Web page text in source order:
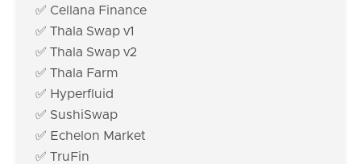
✅ Cellana Finance
✅ Thala Swap v1
✅ Thala Swap v2
✅ Thala Farm
✅ Hyperfluid
✅ SushiSwap
✅ Echelon Market
✅ TruFin